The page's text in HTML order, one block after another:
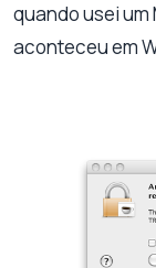
quando usei um
aconteceu em